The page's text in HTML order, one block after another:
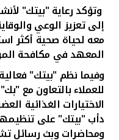
وتؤكد رعاية "بيتك"
إلى تعزيز الوعي
معه لحياة صحية أكثر
المعهد في مكافحة
وفيما نظم "بيتك"
للعملاء بالتعاون مع
الاختيارات الغذائية
دأب "بيتك" على
ومحاضرات وبث رسائل